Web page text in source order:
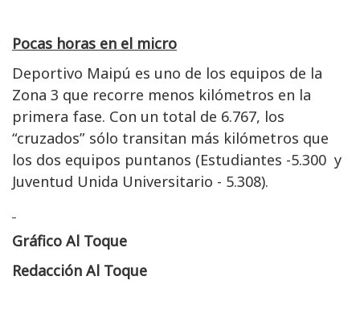
Pocas horas en el micro
Deportivo Maipú es uno de los equipos de la
Zona 3 que recorre menos kilómetros en la
primera fase. Con un total de 6.767, los
“cruzados” sólo transitan más kilómetros que
los dos equipos puntanos (Estudiantes -5.300 y
Juventud Unida Universitario - 5.308).
Gráfico Al Toque
Redacción Al Toque